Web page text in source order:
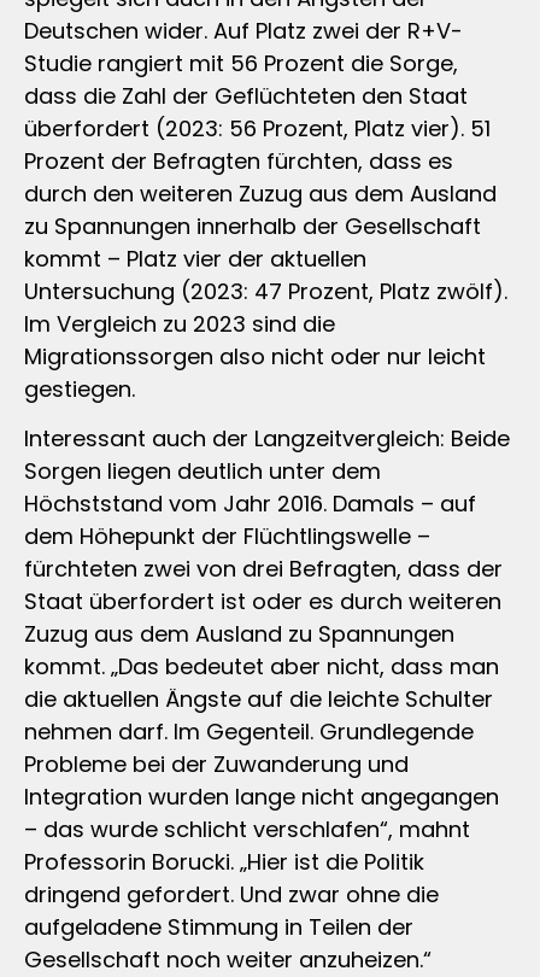
Deutschen wider. Auf Platz zwei der R+V-
Studie rangiert mit 56 Prozent die Sorge,
dass die Zahl der Geflüchteten den Staat
überfordert (2023: 56 Prozent, Platz vier). 51
Prozent der Befragten fürchten, dass es
durch den weiteren Zuzug aus dem Ausland
zu Spannungen innerhalb der Gesellschaft
kommt – Platz vier der aktuellen
Untersuchung (2023: 47 Prozent, Platz zwölf).
Im Vergleich zu 2023 sind die
Migrationssorgen also nicht oder nur leicht
gestiegen.
Interessant auch der Langzeitvergleich: Beide
Sorgen liegen deutlich unter dem
Höchststand vom Jahr 2016. Damals – auf
dem Höhepunkt der Flüchtlingswelle –
fürchteten zwei von drei Befragten, dass der
Staat überfordert ist oder es durch weiteren
Zuzug aus dem Ausland zu Spannungen
kommt. „Das bedeutet aber nicht, dass man
die aktuellen Ängste auf die leichte Schulter
nehmen darf. Im Gegenteil. Grundlegende
Probleme bei der Zuwanderung und
Integration wurden lange nicht angegangen
– das wurde schlicht verschlafen“, mahnt
Professorin Borucki. „Hier ist die Politik
dringend gefordert. Und zwar ohne die
aufgeladene Stimmung in Teilen der
Gesellschaft noch weiter anzuheizen.“